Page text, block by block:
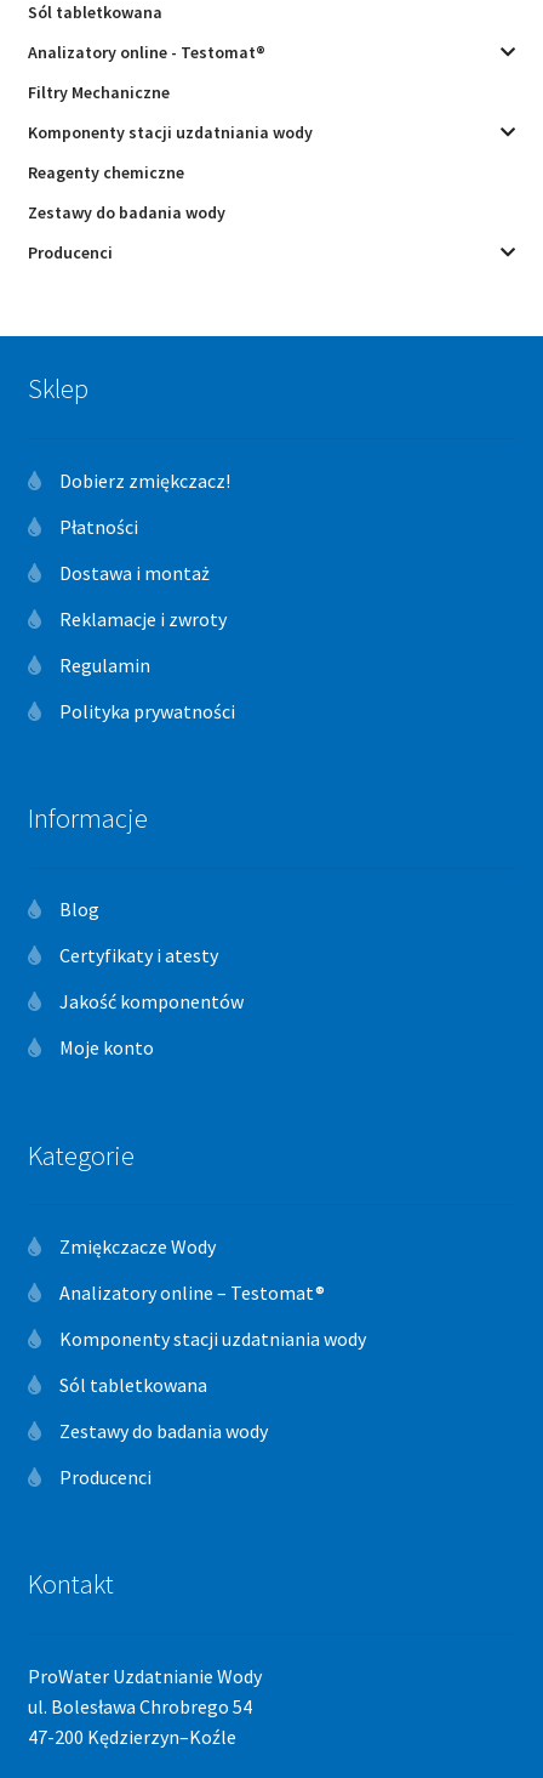
Sól tabletkowana
Analizatory online - Testomat®
Filtry Mechaniczne
Komponenty stacji uzdatniania wody
Reagenty chemiczne
Zestawy do badania wody
Producenci
Sklep
Dobierz zmiękczacz!
Płatności
Dostawa i montaż
Reklamacje i zwroty
Regulamin
Polityka prywatności
Informacje
Blog
Certyfikaty i atesty
Jakość komponentów
Moje konto
Kategorie
Zmiękczacze Wody
Analizatory online – Testomat®
Komponenty stacji uzdatniania wody
Sól tabletkowana
Zestawy do badania wody
Producenci
Kontakt
ProWater Uzdatnianie Wody
ul. Bolesława Chrobrego 54
47-200 Kędzierzyn–Koźle